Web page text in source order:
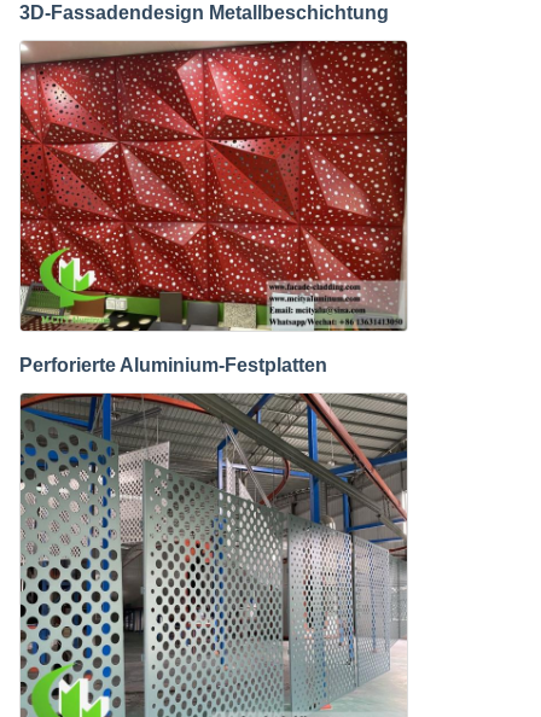
3D-Fassadendesign Metallbeschichtung
Perforierte Aluminium-Festplatten